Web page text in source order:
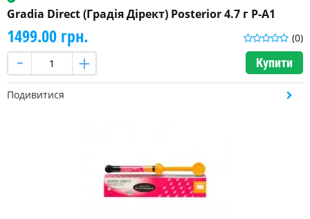
Gradia Direct (Градія Дірект) Posterior 4.7 г P-A1
(0)
1499.00 грн.
Купити
Подивитися